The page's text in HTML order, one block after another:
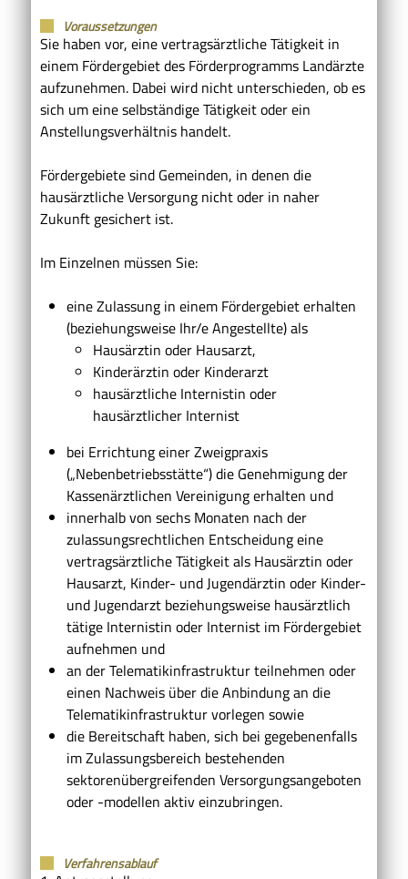
Voraussetzungen
Sie haben vor, eine vertragsärztliche Tätigkeit in
einem Fördergebiet des Förderprogramms Landärzte
aufzunehmen. Dabei wird nicht unterschieden, ob es
sich um eine selbständige Tätigkeit oder ein
Anstellungsverhältnis handelt.
Fördergebiete sind Gemeinden, in denen die
hausärztliche Versorgung nicht oder in naher
Zukunft gesichert ist.
Im Einzelnen müssen Sie:
eine Zulassung in einem Fördergebiet erhalten
(beziehungsweise Ihr/e Angestellte)als
Hausärztin oder Hausarzt,
Kinderärztin oder Kinderarzt
hausärztliche Internistin oder
hausärztlicher Internist
bei Errichtung einer Zweigpraxis
(„Nebenbetriebsstätte“) die Genehmigung der
Kassenärztlichen Vereinigung erhalten und
innerhalb von sechs Monaten nach der
zulassungsrechtlichen Entscheidung eine
vertragsärztliche Tätigkeit als Hausärztin oder
Hausarzt, Kinder- und Jugendärztin oder Kinder-
und Jugendarzt beziehungsweise hausärztlich
tätige Internistin oder Internist im Fördergebiet
aufnehmen und
an der Telematikinfrastruktur teilnehmen oder
einen Nachweis über die Anbindung an die
Telematikinfrastruktur vorlegen sowie
die Bereitschaft haben, sich bei gegebenenfalls
im Zulassungsbereich bestehenden
sektorenübergreifenden Versorgungsangeboten
oder -modellen aktiv einzubringen.
Verfahrensablauf